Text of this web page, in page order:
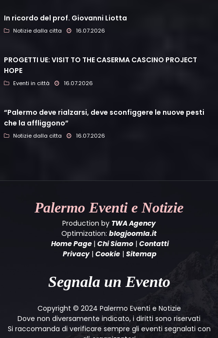
In ricordo del prof. Giovanni Liotta
Notizie dalla citta 16.07.2026
PROGETTI UE: VISIT TO THE CASERMA CASCINO PROJECT
HOPE
Eventi in città 16.07.2026
“Palermo deve rialzarsi, deve sconfiggere le nuove pesti
che la affliggono”
Notizie dalla citta 16.07.2026
Palermo Eventi e Notizie
Production by TWA Agency
Optimization: blogjoomla.it
Home Page | Chi Siamo| Contatti
Privacy| Cookie | Sitemap
Segnala un Evento
Copyright © 2024 Palermo Eventi e Notizie
Dove non diversamente indicato, i diritti sono riservati
Si raccomanda di verificare sempre gli eventi segnalati con